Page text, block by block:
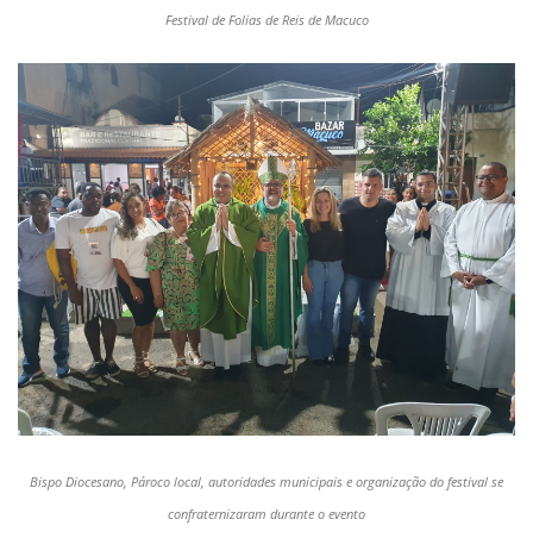
Festival de Folias de Reis de Macuco
Bispo Diocesano, Pároco local, autoridades municipais e organização do festival se
confraternizaram durante o evento